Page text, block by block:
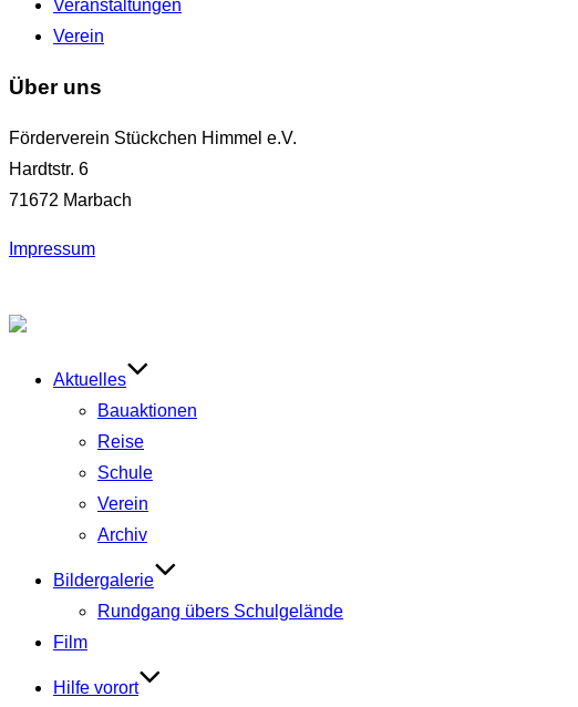
Veranstaltungen
Verein
Über uns
Förderverein Stückchen Himmel e.V.
Hardtstr. 6
71672 Marbach
Impressum
Inhalt
Aktuelles
Bauaktionen
Reise
Schule
Verein
Archiv
Bildergalerie
Rundgang übers Schulgelände
Film
Hilfe vorort